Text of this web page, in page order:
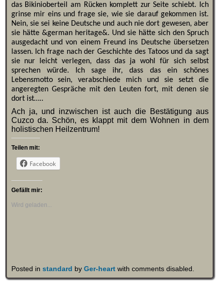
das Bikinioberteil am Rücken komplett zur Seite schiebt. Ich
grinse mir eins und frage sie, wie sie darauf gekommen ist.
Nein, sie sei keine Deutsche und auch nie dort gewesen, aber
sie hätte &german heritage&. Und sie hätte sich den Spruch
ausgedacht und von einem Freund ins Deutsche übersetzen
lassen. Ich frage nach der Geschichte des Tatoos und da sagt
sie nur leicht verlegen, dass das ja wohl für sich selbst
sprechen würde. Ich sage ihr, dass das ein schönes
Lebensmotto sein, verabschiede mich und sie setzt die
angeregten Gespräche mit den Leuten fort, mit denen sie
dort ist…..
Ach ja, und inzwischen ist auch die Bestätigung aus
Cuzco da. Schön, es klappt mit dem Wohnen in dem
holistischen Heilzentrum!
Teilen mit:
Facebook
Gefällt mir:
Wird geladen...
Posted in standard by Ger-heartwith comments disabled